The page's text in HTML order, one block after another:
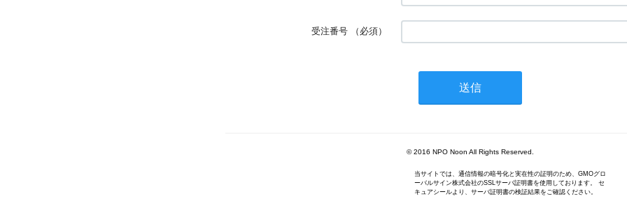
受注番号 （必須）
© 2016 NPO Noon All Rights Reserved.
当サイトでは、通信情報の暗号化と実在性の証明のため、GMOグロ
ーバルサイン株式会社のSSLサーバ証明書を使用しております。 セ
キュアシールより、サーバ証明書の検証結果をご確認ください。